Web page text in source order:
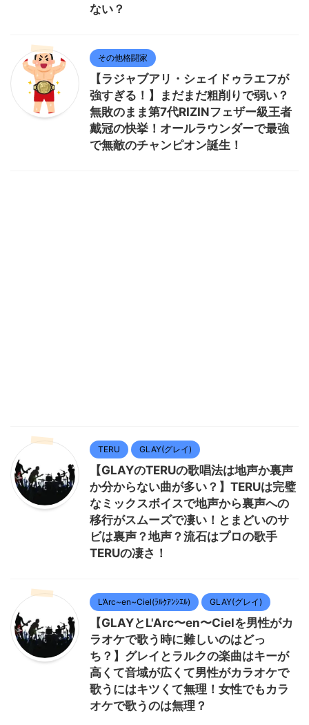
ない？
その他格闘家
【ラジャブアリ・シェイドゥラエフが
強すぎる！】まだまだ粗削りで弱い？
無敗のまま第7代RIZINフェザー級王者
戴冠の快挙！オールラウンダーで最強
で無敵のチャンピオン誕生！
TERU GLAY(グレイ)
【GLAYのTERUの歌唱法は地声か裏声
か分からない曲が多い？】TERUは完璧
なミックスボイスで地声から裏声への
移行がスムーズで凄い！とまどいのサ
ビは裏声？地声？流石はプロの歌手
TERUの凄さ！
L’Arc~en~Ciel(ﾗﾙｸｱﾝｼｴﾙ) GLAY(グレイ)
【GLAYとL'Arc〜en〜Cielを男性がカ
ラオケで歌う時に難しいのはどっ
ち？】グレイとラルクの楽曲はキーが
高くて音域が広くて男性がカラオケで
歌うにはキツくて無理！女性でもカラ
オケで歌うのは無理？